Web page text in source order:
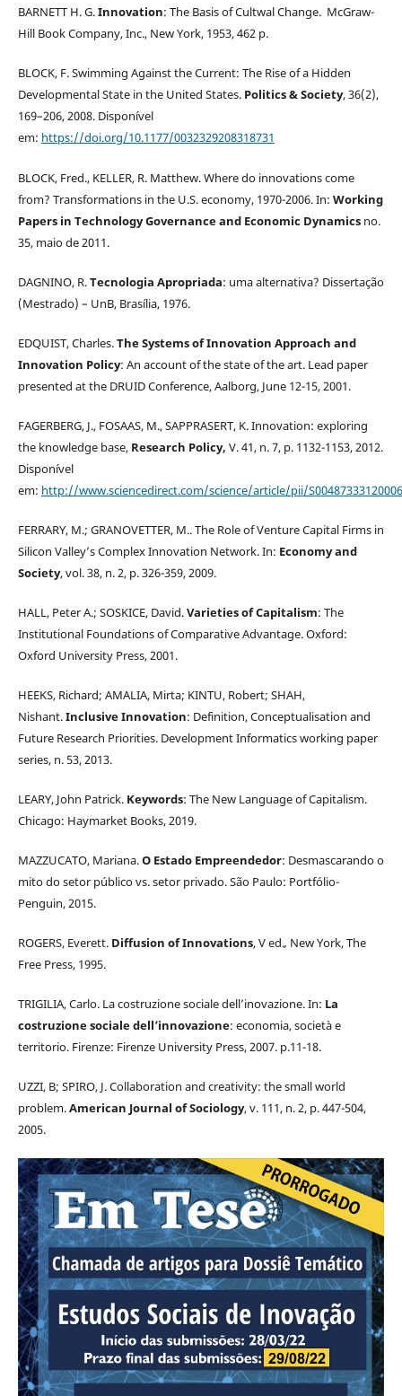
BARNETT H. G.Innovation: The Basis of Cultwal Change. McGraw-
Hill Book Company, Inc., New York, 1953, 462 p.
BLOCK, F. Swimming Against the Current: The Rise of a Hidden
Developmental State in the United States. Politics & Society, 36(2),
169–206, 2008. Disponível
em: https://doi.org/10.1177/0032329208318731
BLOCK, Fred., KELLER, R. Matthew. Where do innovations come
from? Transformations in the U.S. economy, 1970-2006. In: Working
Papers in Technology Governance and Economic Dynamicsno.
35, maio de 2011.
DAGNINO, R.Tecnologia Apropriada: uma alternativa? Dissertação
(Mestrado) – UnB, Brasília, 1976.
EDQUIST, Charles.The Systems of Innovation Approach and
Innovation Policy: An account of the state of the art. Lead paper
presented at the DRUID Conference, Aalborg, June 12-15, 2001.
FAGERBERG, J., FOSAAS, M., SAPPRASERT, K. Innovation: exploring
the knowledge base, Research Policy, V. 41, n. 7, p. 1132-1153, 2012.
Disponível
em: http://www.sciencedirect.com/science/article/pii/
FERRARY, M.; GRANOVETTER, M.. The Role of Venture Capital Firms in
Silicon Valley’s Complex Innovation Network. In: Economy and
Society, vol. 38, n. 2, p. 326-359, 2009.
HALL, Peter A.; SOSKICE, David.Varieties of Capitalism: The
Institutional Foundations of Comparative Advantage. Oxford:
Oxford University Press, 2001.
HEEKS, Richard; AMALIA, Mirta; KINTU, Robert; SHAH,
Nishant.Inclusive Innovation: Definition, Conceptualisation and
Future Research Priorities. Development Informatics working paper
series, n. 53, 2013.
LEARY, John Patrick. Keywords: The New Language of Capitalism.
Chicago: Haymarket Books, 2019.
MAZZUCATO, Mariana.O Estado Empreendedor: Desmascarando o
mito do setor público vs. setor privado. São Paulo: Portfólio-
Penguin, 2015.
ROGERS, Everett. Diffusion of Innovations, V ed., New York, The
Free Press, 1995.
TRIGILIA, Carlo. La costruzione sociale dell’inovazione. In: La
costruzione sociale dell’innovazione: economia, società e
territorio. Firenze: Firenze University Press, 2007. p.11-18.
UZZI, B; SPIRO, J. Collaboration and creativity: the small world
problem.American Journal of Sociology, v. 111, n. 2, p. 447-504,
2005.